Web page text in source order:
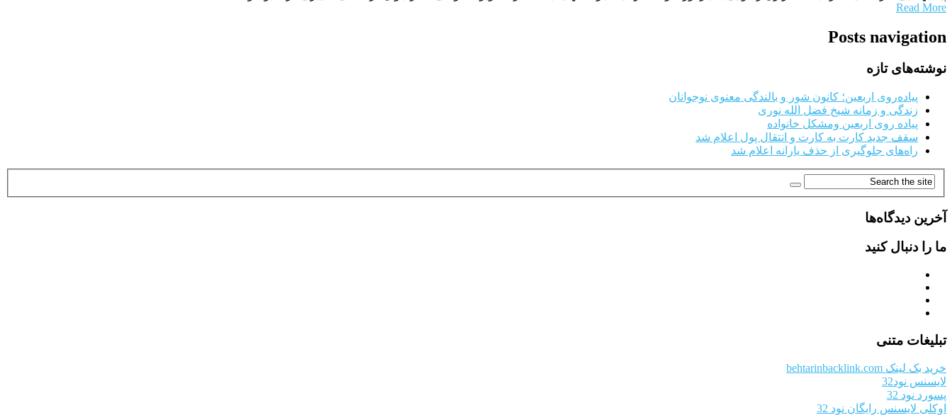
Read More
Posts navigation
نوشته‌های تازه
پیاده‌روی اربعین؛ کانون شور و بالندگی معنوی نوجوانان
زندگی و زمانه شیخ فضل الله نوری
پیاده روی اربعین ومشکل خانواده
سقف جدید کارت به کارت و انتقال پول اعلام شد
راه‌های جلوگیری از حذف یارانه اعلام شد
آخرین دیدگاه‌ها
ما را دنبال کنید
تبلیغات متنی
خرید بک لینک behtarinbacklink.com
لایسنس نود32
پسورد نود 32
اوکلی لایسنس رایگان نود 32